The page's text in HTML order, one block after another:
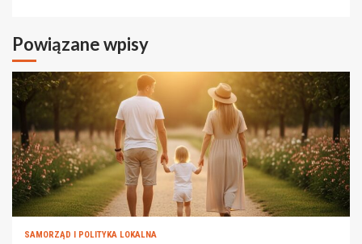
Powiązane wpisy
SAMORZĄD I POLITYKA LOKALNA